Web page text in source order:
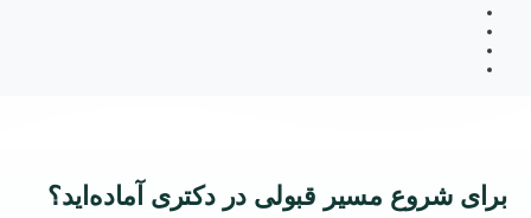
برای شروع مسیر قبولی در دکتری آماده‌اید؟